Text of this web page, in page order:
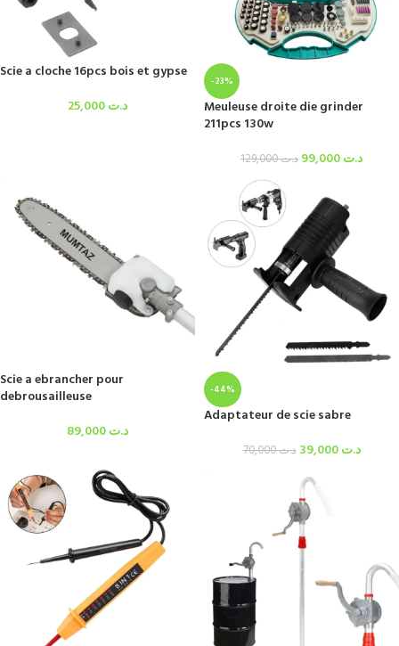
Scie a cloche 16pcs bois et gypse
د.ت
-23%
Meuleuse droite die grinder
211pcs 130w
د.ت129,000 د.ت
Scie a ebrancher pour
debrousailleuse
د.ت
-44%
Adaptateur de scie sabre
د.ت70,000 د.ت39,000